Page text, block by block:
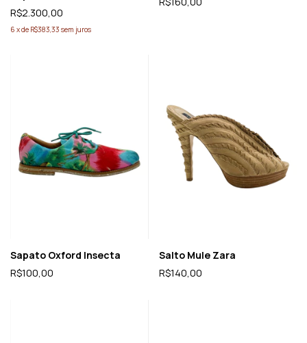
R$2.300,00
6 xde R$383,33 sem juros
Sapato Oxford Insecta
R$100,00
Salto Mule Zara
R$140,00